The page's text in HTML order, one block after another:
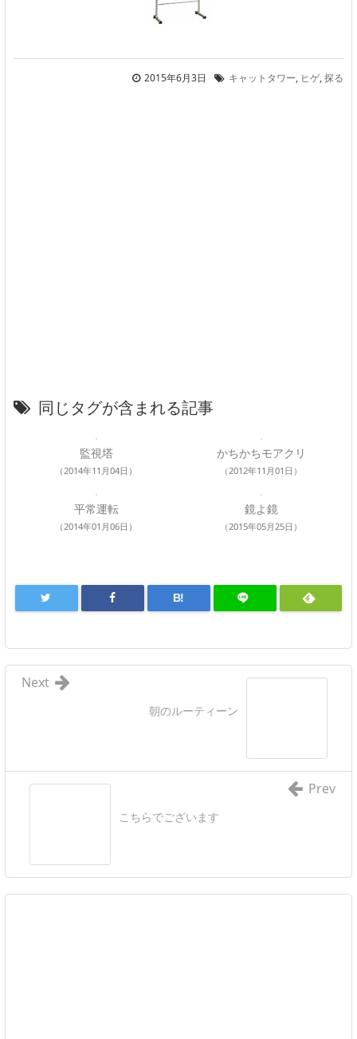
2015年6月3日 キャットタワー, ヒゲ,探る
同じタグが含まれる記事
監視塔
（2014年11月04日）
かちかちモアクリ
（2012年11月01日）
平常運転
（2014年01月06日）
鏡よ鏡
（2015年05月25日）
B!
朝のルーティーン
Next
こちらでございます
Prev